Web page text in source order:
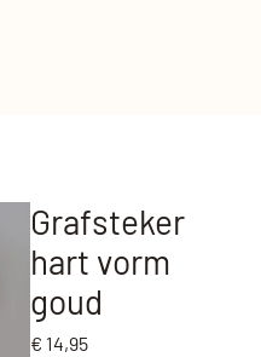
Grafsteker
hart vorm
goud
€ 14,95Prijs